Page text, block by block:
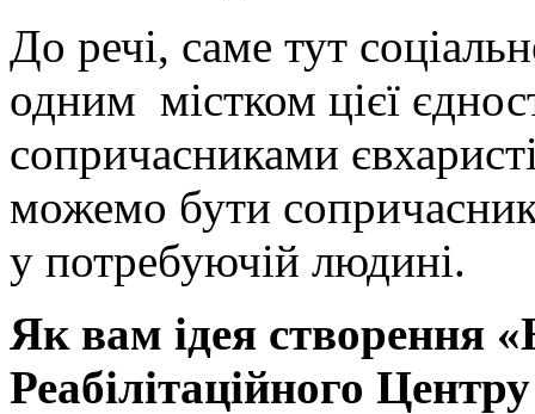
До речі, саме тут
одним містком цієї
сопричасниками
можемо бути
у потребуючій людині.
Як вам ідея створення
Реабілітаційного